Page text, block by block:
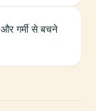
गर्मी से बचने